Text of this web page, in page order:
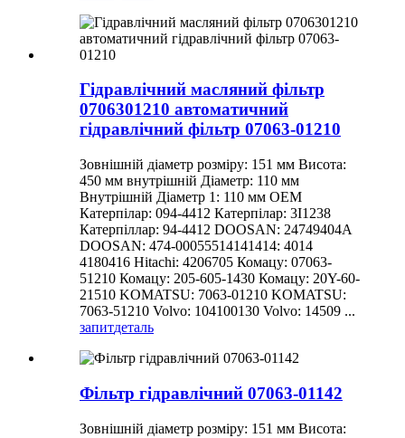
Гідравлічний масляний фільтр
0706301210 автоматичний
гідравлічний фільтр 07063-01210
Зовнішній діаметр розміру: 151 мм Висота:
450 мм внутрішній Діаметр: 110 мм
Внутрішній Діаметр 1: 110 мм OEM
Катерпілар: 094-4412 Катерпілар: 3I1238
Катерпіллар: 94-4412 DOOSAN: 24749404A
DOOSAN: 474-00055514141414: 4014
4180416 Hitachi: 4206705 Комацу: 07063-
51210 Комацу: 205-605-1430 Комацу: 20Y-60-
21510 KOMATSU: 7063-01210 KOMATSU:
7063-51210 Volvo: 104100130 Volvo: 14509 ...
запитдеталь
Фільтр гідравлічний 07063-01142
Зовнішній діаметр розміру: 151 мм Висота: